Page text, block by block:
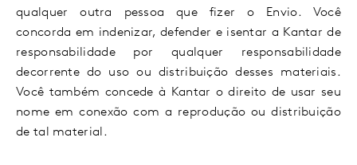
qualquer outra pessoa que fizer o Envio. Você
concorda em indenizar, defender e isentar a Kantar de
responsabilidade por qualquer responsabilidade
decorrente do uso ou distribuição desses materiais.
Você também concede à Kantar o direito de usar seu
nome em conexão com a reprodução ou distribuição
de tal material.